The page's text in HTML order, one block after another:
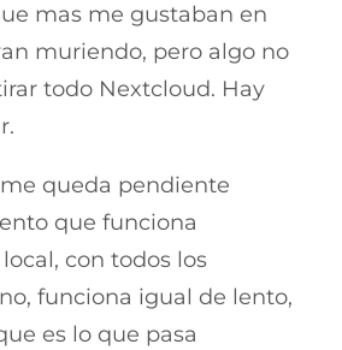
mas me gustaban en
muriendo, pero algo no
todo Nextcloud. Hay
queda pendiente
que funciona
con todos los
funciona igual de lento,
es lo que pasa